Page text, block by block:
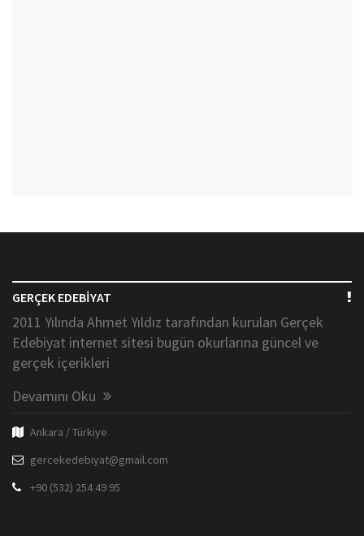
GERÇEK EDEBİYAT
2011 Yılında Ahmet Yıldız tarafından kurulan Gerçek
Edebiyat internet sitesi bugün okurlarına güncel ve
gerçek içerikleri
Devamını Oku
Ankara / Türkiye
gercekedebiyat@gmail.com
+90 (532) 254 49 95